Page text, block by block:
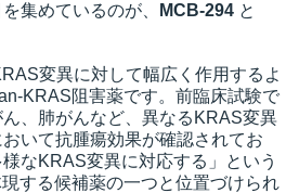
集めているのが、
MCB-294 と
変異に対して幅広く作用するよ
KRAS阻害薬です。前臨床試験で
、肺がんなど、異なるKRAS変異
いて抗腫瘍効果が確認されてお
なKRAS変異に対応する」という
する候補薬の一つと位置づけられ